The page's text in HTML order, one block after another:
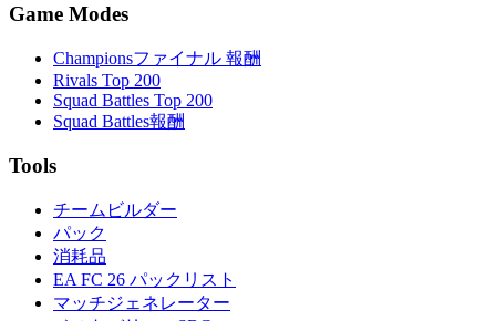
Game Modes
Championsファイナル 報酬
Rivals Top 200
Squad Battles Top 200
Squad Battles報酬
Tools
チームビルダー
パック
消耗品
EA FC 26 パックリスト
マッチジェネレーター